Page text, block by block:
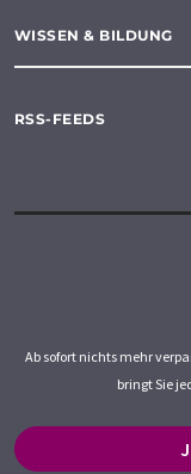
WISSEN & BILDUNG
RSS-FEEDS
Ab sofort nichts mehr
bringt Sie